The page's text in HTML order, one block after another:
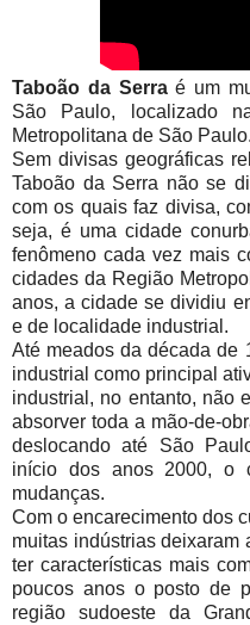
Taboão da Serraé um
São Paulo, localizado
Metropolitana de São Paulo.
Sem divisas geográficas
Taboão da Serra não se
com os quais faz divisa,
seja, é uma cidade
fenômeno cada vez mais
cidades da Região
anos, a cidade se dividiu
e de localidade industrial.
Até meados da década de
industrial como principal
industrial, no entanto, não
absorver toda a mão-de-
deslocando até São
início dos anos 2000, o
mudanças.
Com o encarecimento dos
muitas indústrias deixaram
ter características mais
poucos anos o posto de
região sudoeste da